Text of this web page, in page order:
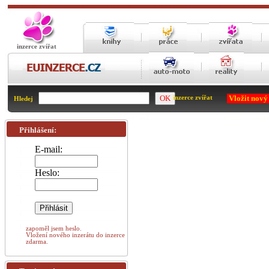
inzerce zvířat
Hledej inzerce zvířat Vložit
Přihlášení:
E-mail:
Heslo:
zapoměl jsem heslo.
Vložení nového inzerátu do inzerce
zdarma.